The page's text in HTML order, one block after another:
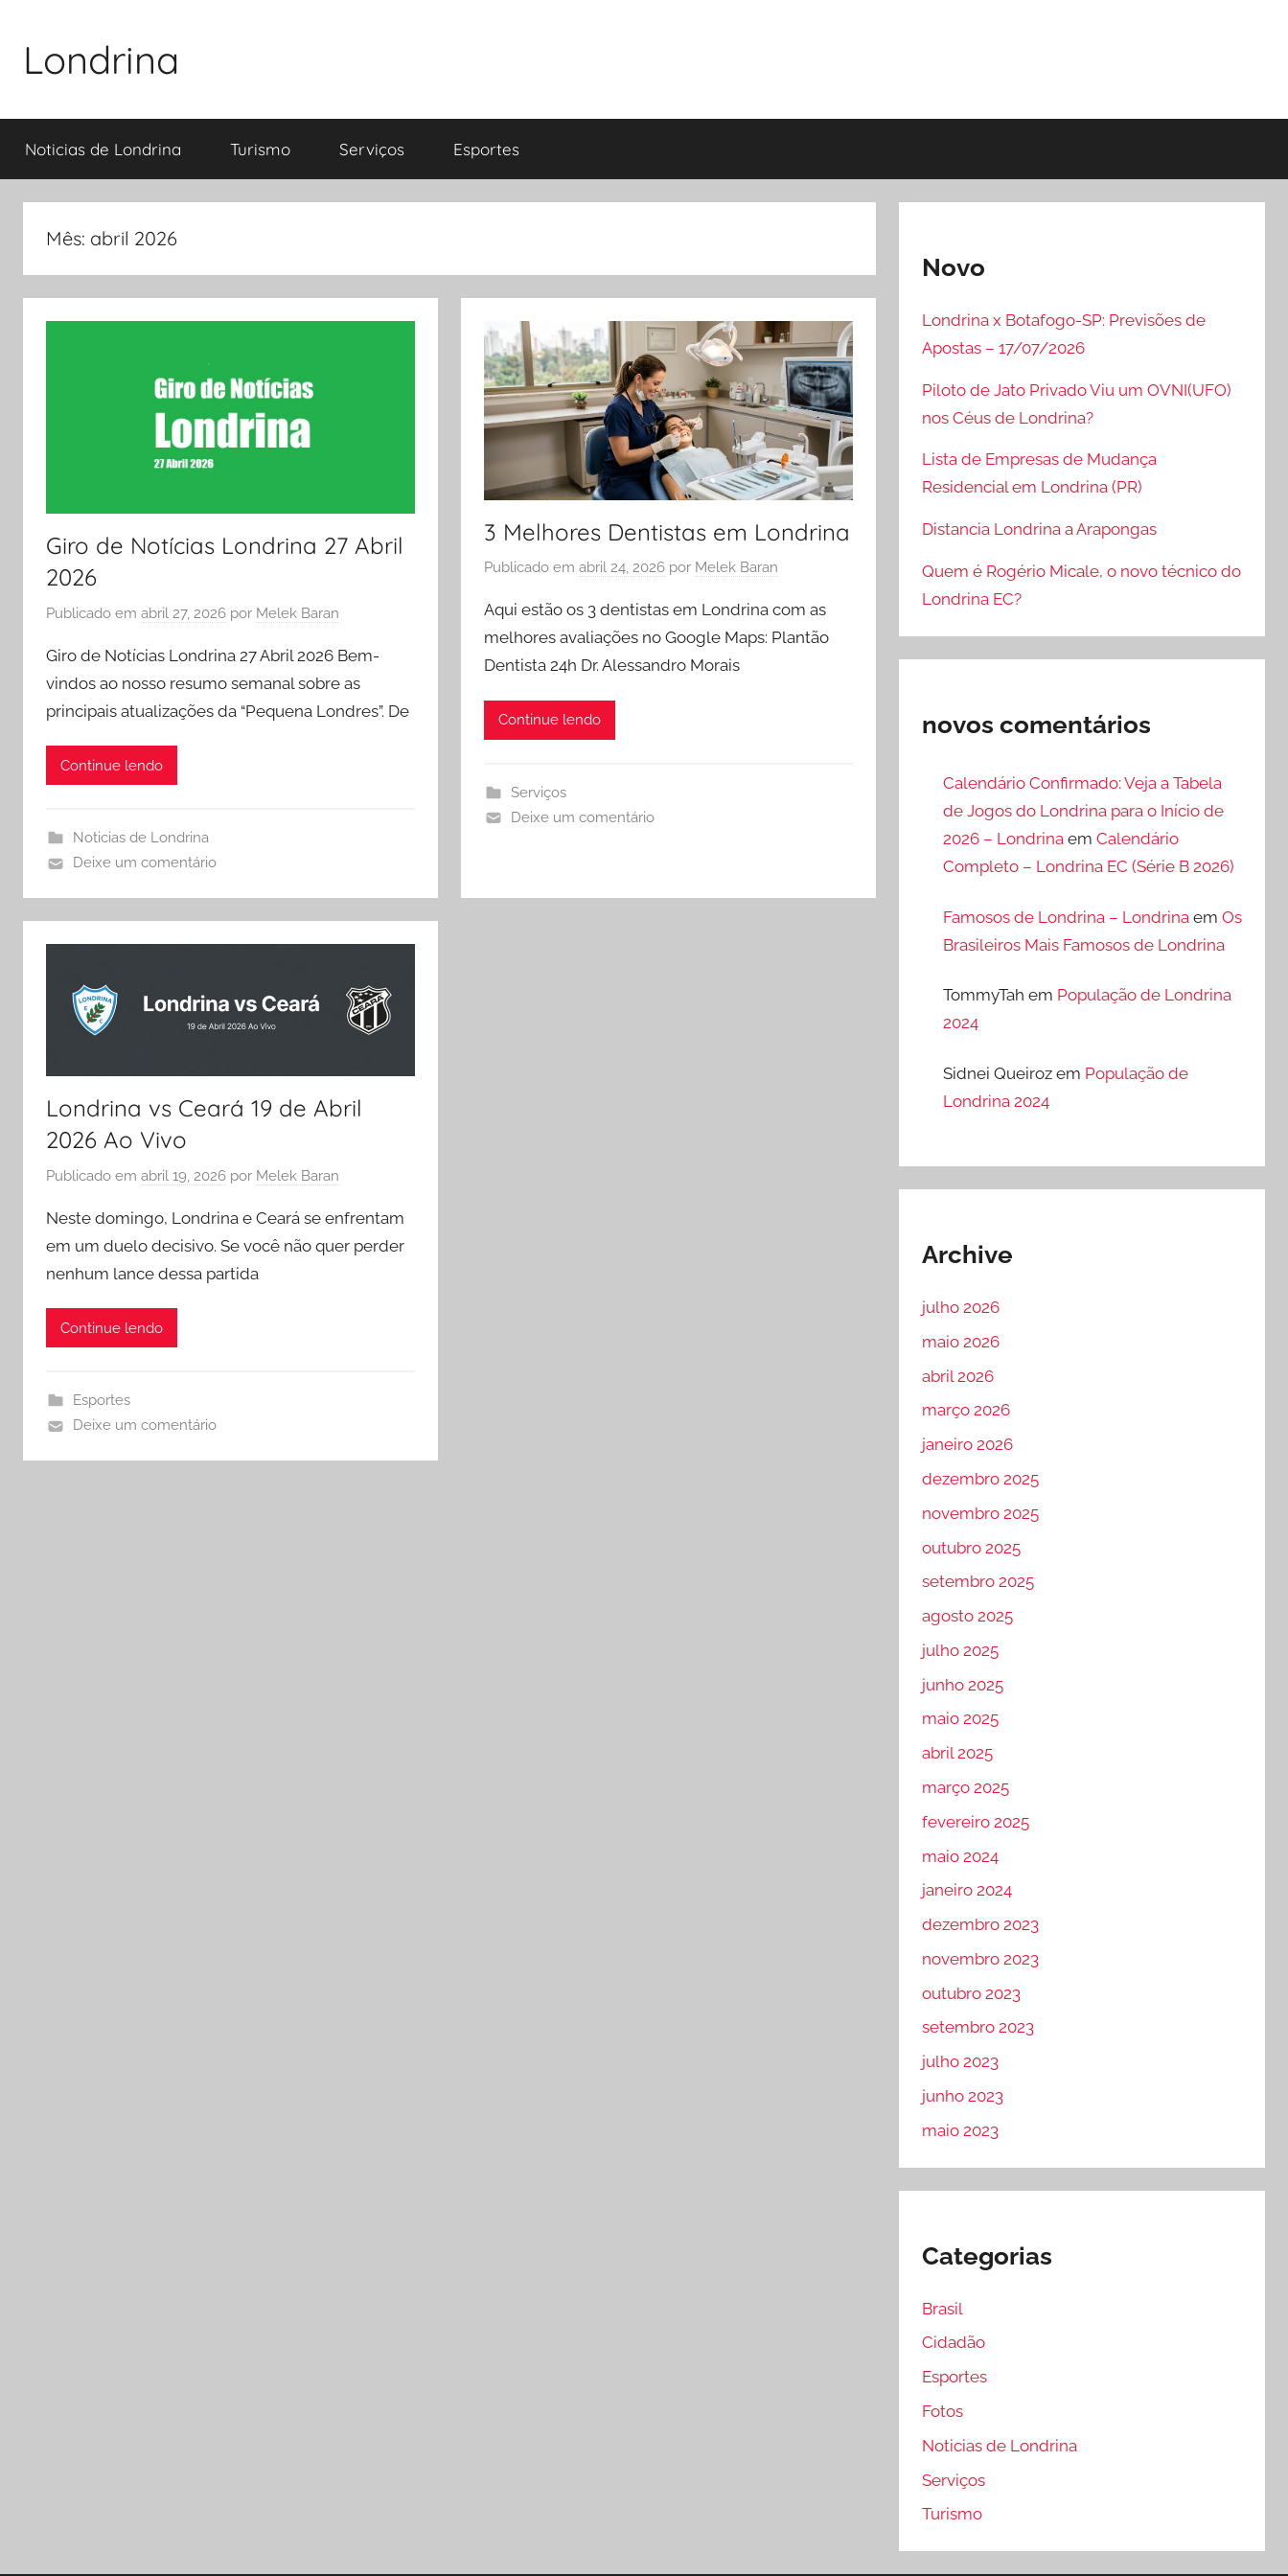
Londrina
Noticias de Londrina Turismo Serviços Esportes
Mês: abril 2026
Giro de Notícias Londrina 27 Abril
2026
Publicado em abril 27, 2026 por Melek Baran
Giro de Notícias Londrina 27 Abril 2026 Bem-
vindos ao nosso resumo semanal sobre as
principais atualizações da “Pequena Londres”. De
Continue lendo
Noticias de Londrina
Deixe um comentário
3 Melhores Dentistas em Londrina
Publicado emabril 24, 2026 por Melek Baran
Aqui estão os 3 dentistas em Londrina com as
melhores avaliações no Google Maps: Plantão
Dentista 24h Dr. Alessandro Morais
Continue lendo
Serviços
Deixe um comentário
Londrina vs Ceará 19 de Abril
2026 Ao Vivo
Publicado em abril 19, 2026 por Melek Baran
Neste domingo, Londrina e Ceará se enfrentam
em um duelo decisivo. Se você não quer perder
nenhum lance dessa partida
Continue lendo
Esportes
Deixe um comentário
Novo
Londrina x Botafogo-SP: Previsões de
Apostas – 17/07/2026
Piloto de Jato Privado Viu um OVNI(UFO)
nos Céus de Londrina?
Lista de Empresas de Mudança
Residencial em Londrina (PR)
Distancia Londrina a Arapongas
Quem é Rogério Micale, o novo técnico do
Londrina EC?
novos comentários
Calendário Confirmado: Veja a Tabela
de Jogos do Londrina para o Início de
2026 – Londrina em Calendário
Completo – Londrina EC (Série B 2026)
Famosos de Londrina – Londrina em Os
Brasileiros Mais Famosos de Londrina
TommyTah em População de Londrina
2024
Sidnei Queirozem População de
Londrina 2024
Archive
julho 2026
maio 2026
abril 2026
março 2026
janeiro 2026
dezembro 2025
novembro 2025
outubro 2025
setembro 2025
agosto 2025
julho 2025
junho 2025
maio 2025
abril 2025
março 2025
fevereiro 2025
maio 2024
janeiro 2024
dezembro 2023
novembro 2023
outubro 2023
setembro 2023
julho 2023
junho 2023
maio 2023
Categorias
Brasil
Cidadão
Esportes
Fotos
Noticias de Londrina
Serviços
Turismo